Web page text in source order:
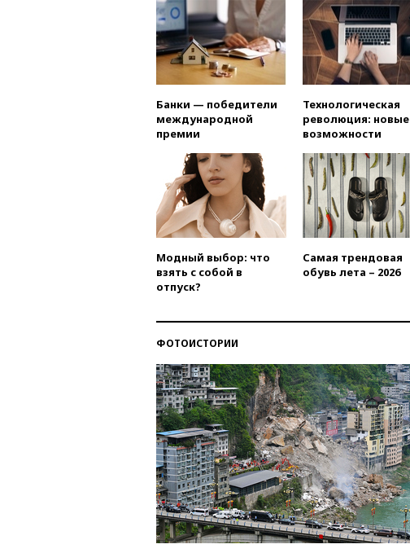
Банки — победители
международной
премии
Технологическая
революция: новые
возможности
Модный выбор: что
взять с собой в
отпуск?
Самая трендовая
обувь лета – 2026
ФОТОИСТОРИИ